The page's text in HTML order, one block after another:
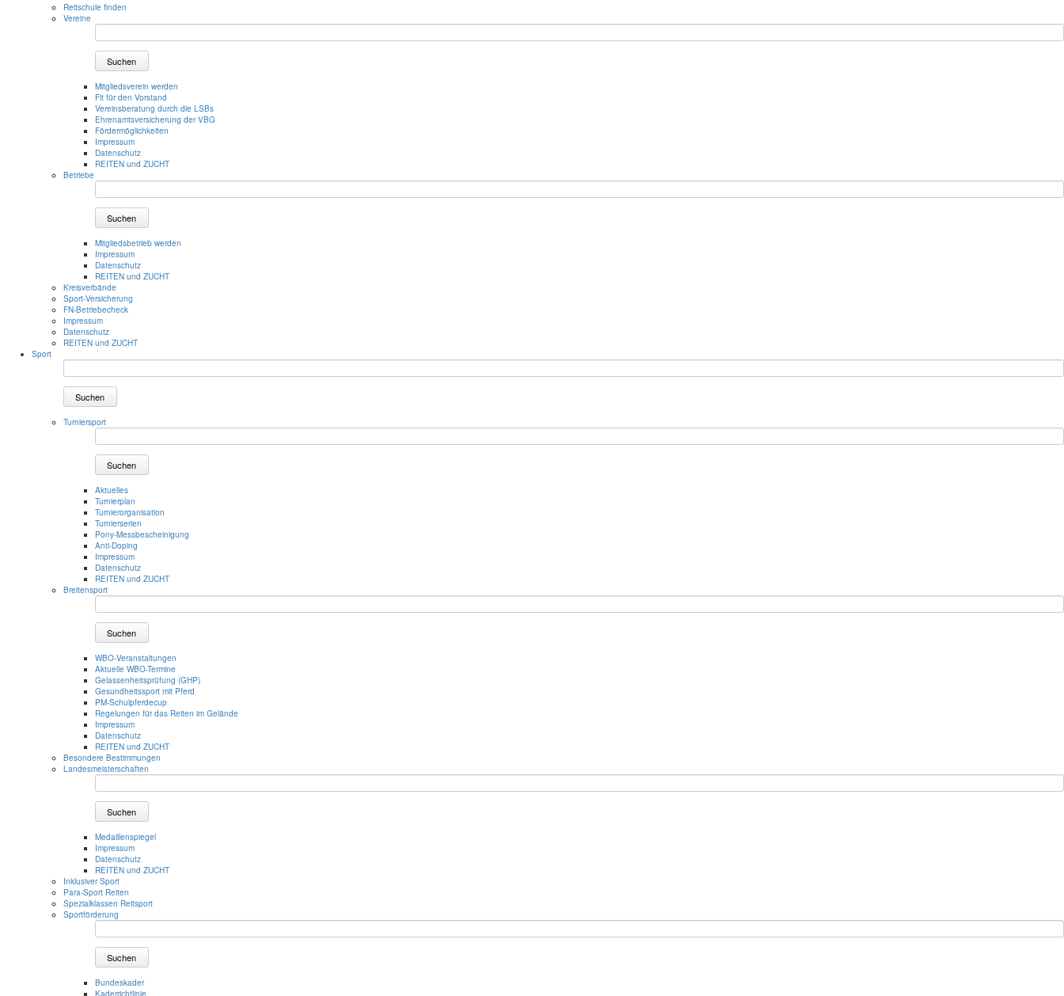
Reitschule finden
Vereine
Suchen
Mitgliedsverein werden
Fit für den Vorstand
Vereinsberatung durch die LSBs
Ehrenamtsversicherung der VBG
Fördermöglichkeiten
Impressum
Datenschutz
REITEN und ZUCHT
Betriebe
Suchen
Mitgliedsbetrieb werden
Impressum
Datenschutz
REITEN und ZUCHT
Kreisverbände
Sport-Versicherung
FN-Betriebecheck
Impressum
Datenschutz
REITEN und ZUCHT
Sport
Suchen
Turniersport
Suchen
Aktuelles
Turnierplan
Turnierorganisation
Turnierserien
Pony-Messbescheinigung
Anti-Doping
Impressum
Datenschutz
REITEN und ZUCHT
Breitensport
Suchen
WBO-Veranstaltungen
Aktuelle WBO-Termine
Gelassenheitsprüfung (GHP)
Gesundheitssport mit Pferd
PM-Schulpferdecup
Regelungen für das Reiten im Gelände
Impressum
Datenschutz
REITEN und ZUCHT
Besondere Bestimmungen
Landesmeisterschaften
Suchen
Medaillenspiegel
Impressum
Datenschutz
REITEN und ZUCHT
Inklusiver Sport
Para-Sport Reiten
Spezialklassen Reitsport
Sportförderung
Suchen
Bundeskader
Kaderrichtlinie